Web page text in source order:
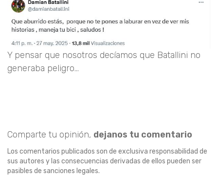
Y pensar que nosotros decíamos que Batallini no
generaba peligro...
Comparte tu opinión, dejanos tu comentario
Los comentarios publicados son de exclusiva responsabilidad de
sus autores y las consecuencias derivadas de ellos pueden ser
pasibles de sanciones legales.